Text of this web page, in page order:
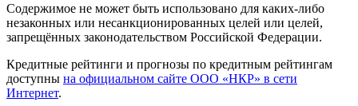
Содержимое не может быть использовано для каких-либо
незаконных или несанкционированных целей или целей,
запрещённых законодательством Российской Федерации.
Кредитные рейтинги и прогнозы по кредитным рейтингам
доступны на официальном сайте ООО «НКР» в сети
Интернет.